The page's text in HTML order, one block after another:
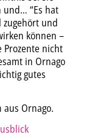
“Es hat
und
können –
nicht
in Ornago
gutes
aus Ornago.